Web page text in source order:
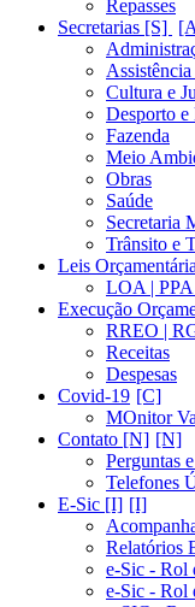
Repasses
Secretarias [S]
Cultura e
Desporto e
Fazenda
Meio
Obras
Saúde
Secretaria
Trânsito e
Leis
LOA |
Execução
RREO |
Receitas
Despesas
Covid-19
MOnitor
Contato [N]
Perguntas
Telefones
E-Sic [I]
Relatórios
e-Sic - Rol
e-Sic - Rol